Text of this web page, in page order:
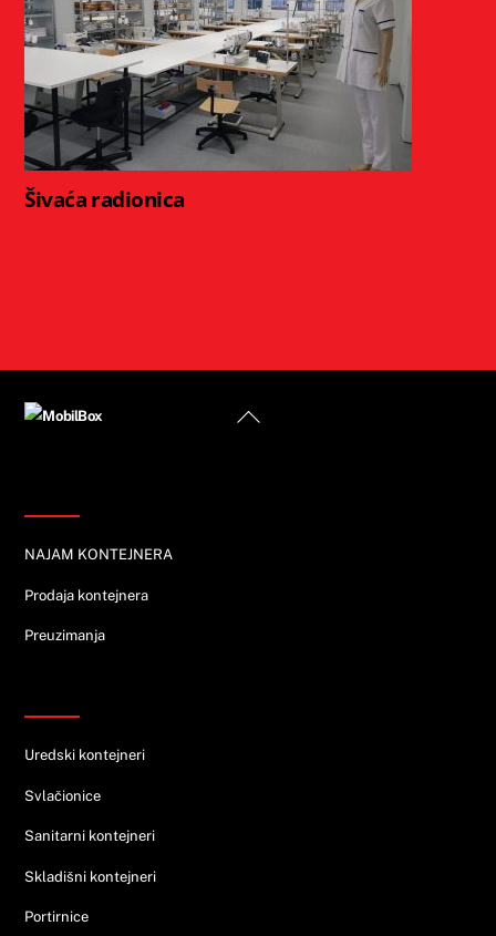
Šivaća radionica
Back
NAJAM KONTEJNERA
Prodaja kontejnera
Preuzimanja
Uredski kontejneri
Svlačionice
Sanitarni kontejneri
Skladišni kontejneri
Portirnice